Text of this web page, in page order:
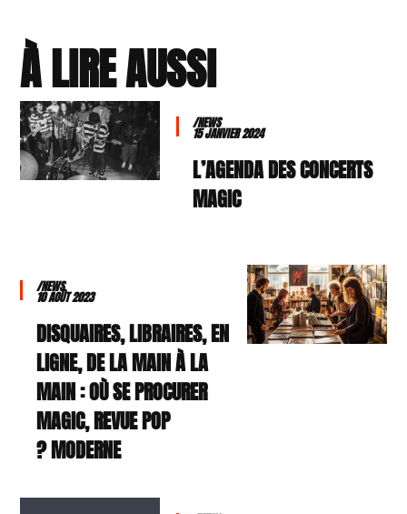
À LIRE AUSSI
/NEWS
15 JANVIER 2024
L’AGENDA DES CONCERTS
MAGIC
/NEWS
10 AOÛT 2023
DISQUAIRES, LIBRAIRES, EN
LIGNE, DE LA MAIN À LA
MAIN : OÙ SE PROCURER
MAGIC, REVUE POP
MODERNE ?